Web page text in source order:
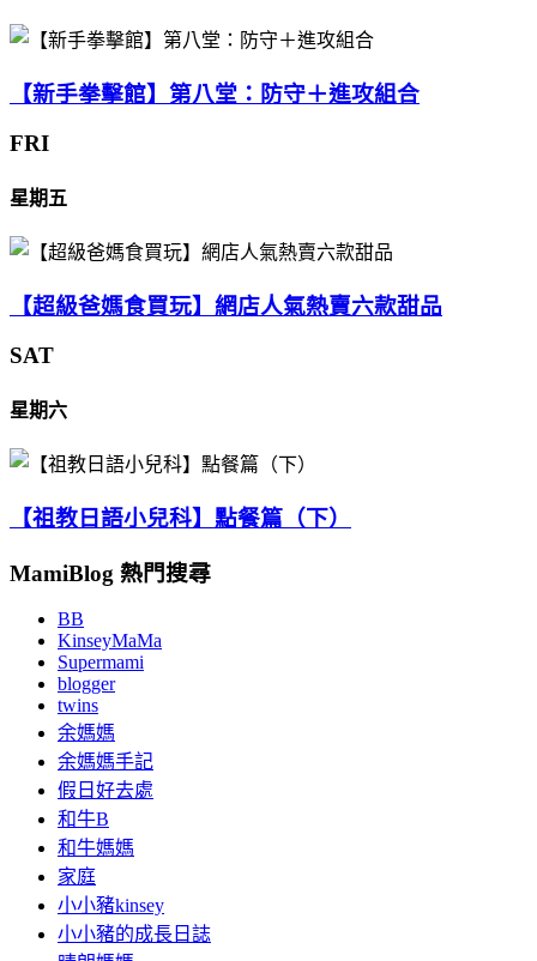
【新手拳擊館】第八堂：防守＋進攻組合
FRI
星期五
【超級爸媽食買玩】網店人氣熱賣六款甜品
SAT
星期六
【祖教日語小兒科】點餐篇（下）
MamiBlog 熱門搜尋
BB
KinseyMaMa
Supermami
blogger
twins
余媽媽
余媽媽手記
假日好去處
和牛B
和牛媽媽
家庭
小小豬kinsey
小小豬的成長日誌